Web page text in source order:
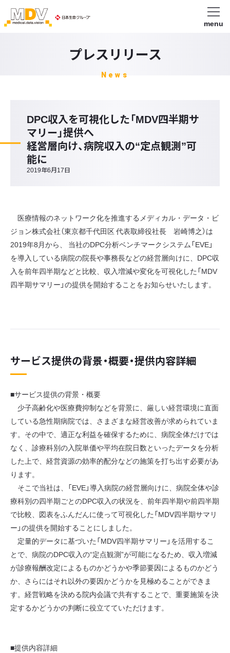
menu
プレスリリース
News
DPC収入を可視化した「MDV四半期サ
マリー」提供へ
経営層向け、病院収入の“定点観測”可
能に
2019年6月17日
医療情報のネットワーク化を推進するメディカル・データ・ビ
ジョン株式会社（東京都千代田区 代表取締役社長 岩崎博之）は
2019年8月から、 当社のDPC分析ベンチマークシステム「EVE」
を導入している病院の院長や事務長などの経営層向けに、DPC収
入を前年四半期などと比較、収入増減や変化を可視化した「MDV
四半期サマリー」の提供を開始することをお知らせいたします。
サービス提供の背景・概要・提供内容詳細
■サービス提供の背景・概要
少子高齢化や医療費抑制などを背景に、厳しい経営環境に直面
している急性期病院では、さまざまな経営改善が求められていま
す。その中で、適正な利益を確保するために、病院全体だけでは
なく、診療科別の入院単価や平均在院日数といったデータを分析
した上で、経営資源の効率的配分などの施策を打ち出す必要があ
ります。
そこで当社は、「EVE」導入病院の経営層向けに、病院全体や診
療科別の四半期ごとのDPC収入の状況を、前年四半期や前四半期
で比較、図表をふんだんに使って可視化した「MDV四半期サマリ
ー」の提供を開始することにしました。
定量的データに基づいた「MDV四半期サマリー」を活用するこ
とで、病院のDPC収入の“定点観測”が可能になるため、収入増減
が診療報酬改定によるものかどうかや季節要因によるものかどう
か、さらにはそれ以外の要因かどうかを見極めることができま
す。経営戦略を決める院内会議で共有することで、重要施策を決
定するかどうかの判断に役立てていただけます。
■提供内容詳細